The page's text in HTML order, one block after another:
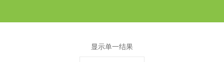
显示单一结果